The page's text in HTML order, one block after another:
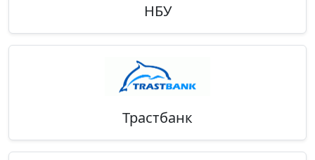
НБУ
Трастбанк